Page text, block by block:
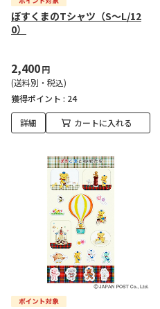
ぽすくまのTシャツ（S～L/12
0）
2,400円
(送料別・税込)
獲得ポイント : 24
詳細 カートに入れる